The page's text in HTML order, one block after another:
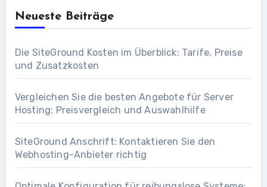
Neueste Beiträge
Die SiteGround Kosten im Überblick: Tarife, Preise
und Zusatzkosten
Vergleichen Sie die besten Angebote für Server
Hosting: Preisvergleich und Auswahlhilfe
SiteGround Anschrift: Kontaktieren Sie den
Webhosting-Anbieter richtig